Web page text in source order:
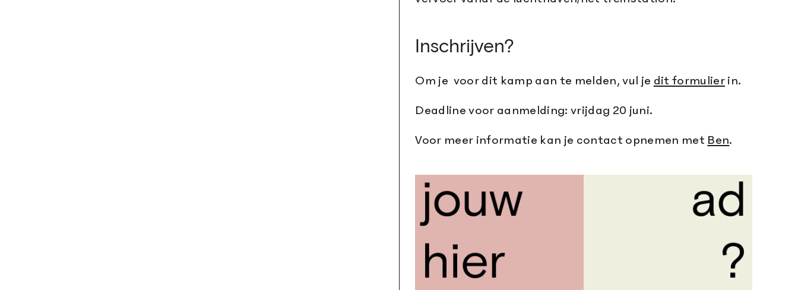
Inschrijven?
Om je voor dit kamp aan te melden, vul je dit formulierin.
Deadline voor aanmelding: vrijdag 20 juni.
Voor meer informatie kan je contact opnemen met Ben.